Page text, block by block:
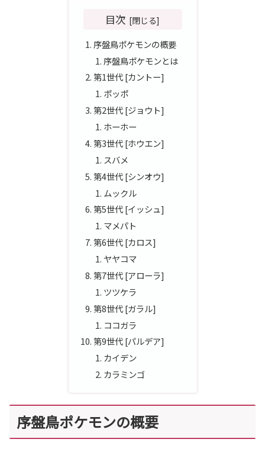
目次
序盤鳥ポケモンの概要
序盤鳥ポケモンとは
第1世代 [カントー]
ポッポ
第2世代 [ジョウト]
ホーホー
第3世代 [ホウエン]
スバメ
第4世代 [シンオウ]
ムックル
第5世代 [イッシュ]
マメパト
第6世代 [カロス]
ヤヤコマ
第7世代 [アローラ]
ツツケラ
第8世代 [ガラル]
ココガラ
第9世代 [パルデア]
カイデン
カラミンゴ
序盤鳥ポケモンの概要